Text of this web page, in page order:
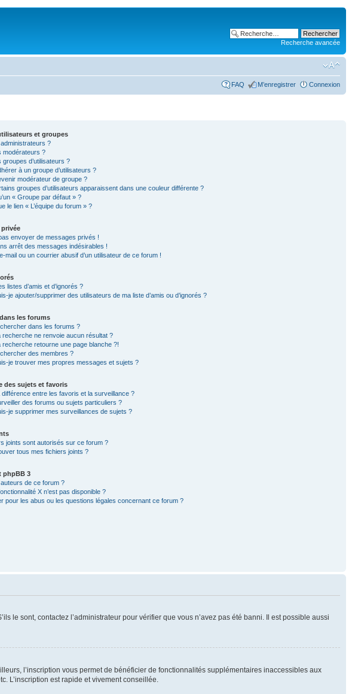
Recherche avancée
FAQ M’enregistrer Connexion
et groupes
?
modérateurs ?
groupes d’utilisateurs ?
à un groupe d’utilisateurs ?
modérateur de groupe ?
groupes d’utilisateurs apparaissent dans une couleur différente ?
« Groupe par défaut » ?
le lien « L’équipe du forum » ?
privée
envoyer de messages privés !
arrêt des messages indésirables !
mail ou un courrier abusif d’un utilisateur de ce forum !
listes d’amis et d’ignorés ?
je ajouter/supprimer des utilisateurs de ma liste d’amis ou d’ignorés ?
les forums
dans les forums ?
recherche ne renvoie aucun résultat ?
recherche retourne une page blanche ?!
des membres ?
je trouver mes propres messages et sujets ?
des sujets et favoris
différence entre les favoris et la surveillance ?
des forums ou sujets particuliers ?
je supprimer mes surveillances de sujets ?
joints sont autorisés sur ce forum ?
tous mes fichiers joints ?
phpBB 3
de ce forum ?
X n’est pas disponible ?
pour les abus ou les questions légales concernant ce forum ?
le sont, contactez l’administrateur pour vérifier que vous n’avez pas été banni. Il est possible aussi
l’inscription vous permet de bénéficier de fonctionnalités supplémentaires inaccessibles aux
L’inscription est rapide et vivement conseillée.